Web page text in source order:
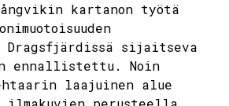
kartanon työtä
Dragsfjärdissä sijaitseva
ennallistettu. Noin
laajuinen alue